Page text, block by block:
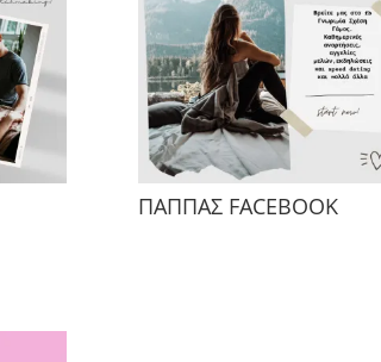
ΠΑΠΠΑΣ FACEBOOK